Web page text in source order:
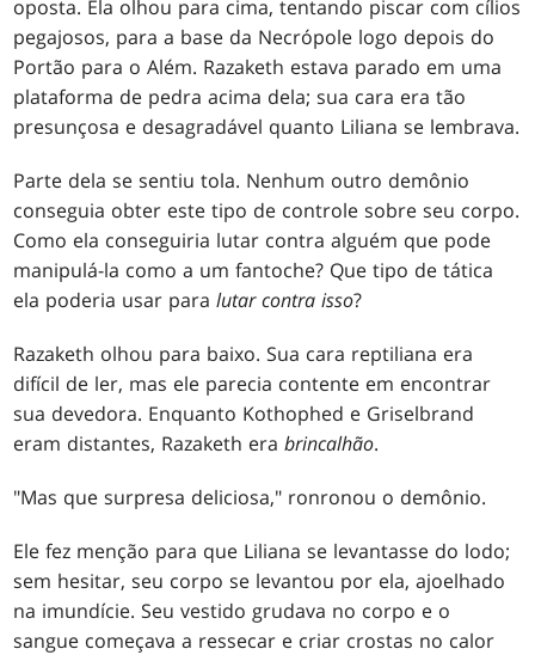
oposta. Ela olhou para cima, tentando piscar com cílios
pegajosos, para a base da Necrópole logo depois do
Portão para o Além. Razaketh estava parado em uma
plataforma de pedra acima dela; sua cara era tão
presunçosa e desagradável quanto Liliana se lembrava.
Parte dela se sentiu tola. Nenhum outro demônio
conseguia obter este tipo de controle sobre seu corpo.
Como ela conseguiria lutar contra alguém que pode
manipulá-la como a um fantoche? Que tipo de tática
ela poderia usar paralutar contra isso?
Razaketh olhou para baixo. Sua cara reptiliana era
difícil de ler, mas ele parecia contente em encontrar
sua devedora. Enquanto Kothophed e Griselbrand
eram distantes, Razaketh erabrincalhão.
"Mas que surpresa deliciosa," ronronou o demônio.
Ele fez menção para que Liliana se levantasse do lodo;
sem hesitar, seu corpo se levantou por ela, ajoelhado
na imundície. Seu vestido grudava no corpo e o
sangue começava a ressecar e criar crostas no calor